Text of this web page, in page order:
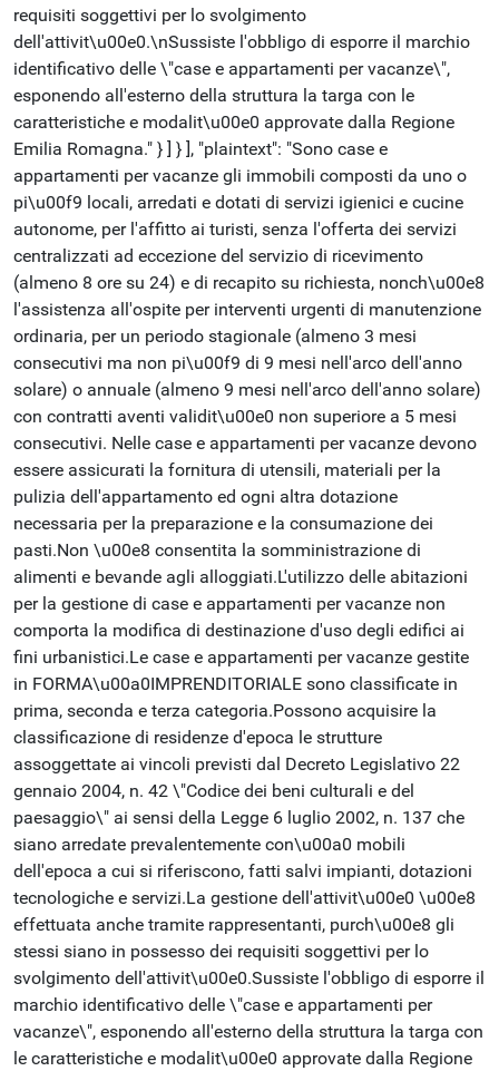
requisiti soggettivi per lo svolgimento
dell'attivit\u00e0.\nSussiste l'obbligo di esporre il marchio
identificativo delle \"case e appartamenti per vacanze\",
esponendo all'esterno della struttura la targa con le
caratteristiche e modalit\u00e0 approvate dalla Regione
Emilia Romagna." } ] } ], "plaintext": "Sono case e
appartamenti per vacanze gli immobili composti da uno o
pi\u00f9 locali, arredati e dotati di servizi igienici e cucine
autonome, per l'affitto ai turisti, senza l'offerta dei servizi
centralizzati ad eccezione del servizio di ricevimento
(almeno 8 ore su 24) e di recapito su richiesta, nonch\u00e8
l'assistenza all'ospite per interventi urgenti di manutenzione
ordinaria, per un periodo stagionale (almeno 3 mesi
consecutivi ma non pi\u00f9 di 9 mesi nell'arco dell'anno
solare) o annuale (almeno 9 mesi nell'arco dell'anno solare)
con contratti aventi validit\u00e0 non superiore a 5 mesi
consecutivi. Nelle case e appartamenti per vacanze devono
essere assicurati la fornitura di utensili, materiali per la
pulizia dell'appartamento ed ogni altra dotazione
necessaria per la preparazione e la consumazione dei
pasti.Non \u00e8 consentita la somministrazione di
alimenti e bevande agli alloggiati.L'utilizzo delle abitazioni
per la gestione di case e appartamenti per vacanze non
comporta la modifica di destinazione d'uso degli edifici ai
fini urbanistici.Le case e appartamenti per vacanze gestite
in FORMA\u00a0IMPRENDITORIALE sono classificate in
prima, seconda e terza categoria.Possono acquisire la
classificazione di residenze d'epoca le strutture
assoggettate ai vincoli previsti dal Decreto Legislativo 22
gennaio 2004, n. 42 \"Codice dei beni culturali e del
paesaggio\" ai sensi della Legge 6 luglio 2002, n. 137 che
siano arredate prevalentemente con\u00a0 mobili
dell'epoca a cui si riferiscono, fatti salvi impianti, dotazioni
tecnologiche e servizi.La gestione dell'attivit\u00e0 \u00e8
effettuata anche tramite rappresentanti, purch\u00e8 gli
stessi siano in possesso dei requisiti soggettivi per lo
svolgimento dell'attivit\u00e0.Sussiste l'obbligo di esporre il
marchio identificativo delle \"case e appartamenti per
vacanze\", esponendo all'esterno della struttura la targa con
le caratteristiche e modalit\u00e0 approvate dalla Regione